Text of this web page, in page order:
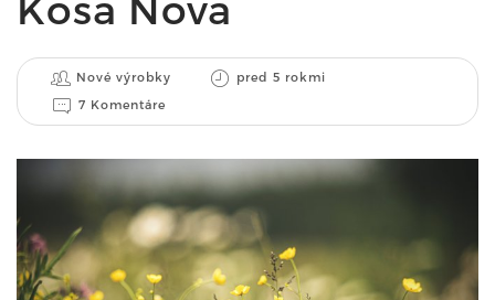
Nové výrobky
pred 5 rokmi
7 Komentáre